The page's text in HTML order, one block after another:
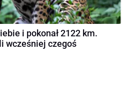
i pokonał 2122 km.
wcześniej czegoś